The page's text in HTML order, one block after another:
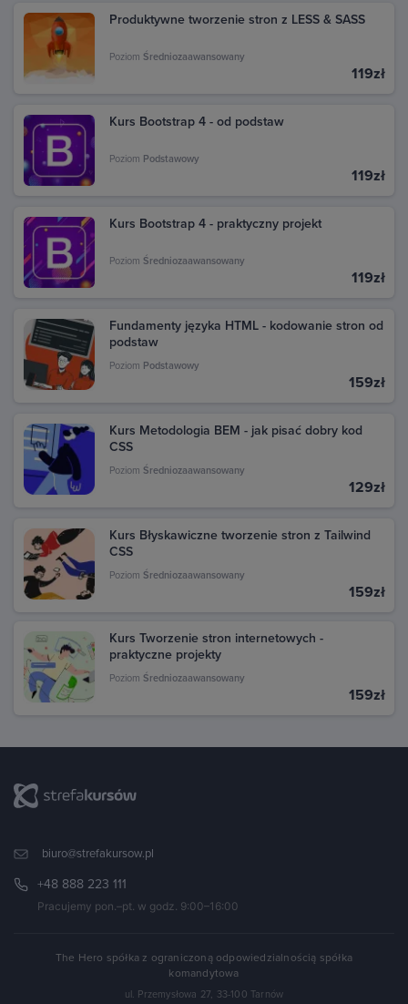
Produktywne tworzenie stron z LESS & SASS
Poziom Średniozaawansowany
119zł
Kurs Bootstrap 4 - od podstaw
Poziom Podstawowy
119zł
Kurs Bootstrap 4 - praktyczny projekt
Poziom Średniozaawansowany
119zł
Fundamenty języka HTML - kodowanie stron od
podstaw
Poziom Podstawowy
159zł
Kurs Metodologia BEM - jak pisać dobry kod
CSS
Poziom Średniozaawansowany
129zł
Kurs Błyskawiczne tworzenie stron z Tailwind
CSS
Poziom Średniozaawansowany
159zł
Kurs Tworzenie stron internetowych -
praktyczne projekty
Poziom Średniozaawansowany
159zł
biuro@strefakursow.pl
+48 888 223 111
Pracujemy pon.–pt. w godz. 9:00–16:00
The Hero spółka z ograniczoną odpowiedzialnością spółka
komandytowa
ul. Przemysłowa 27, 33-100 Tarnów